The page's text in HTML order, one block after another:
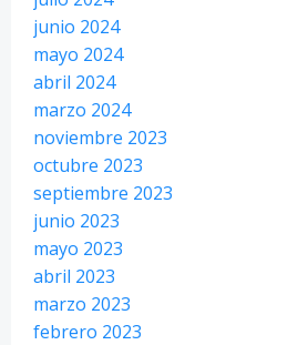
junio 2024
mayo 2024
abril 2024
marzo 2024
noviembre 2023
octubre 2023
septiembre 2023
junio 2023
mayo 2023
abril 2023
marzo 2023
febrero 2023